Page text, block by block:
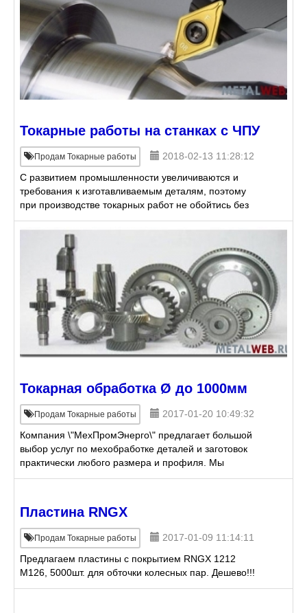
Токарные работы на станках с ЧПУ
Продам Токарные работы
2018-02-13 11:28:12
С развитием промышленности увеличиваются и
требования к изготавливаемым деталям, поэтому
при производстве токарных работ не обойтись без
станков с ЧПУ (числовым программным
обеспечением). Компания "А
Токарная обработка Ø до 1000мм
Продам Токарные работы
2017-01-20 10:49:32
Компания \"МехПромЭнерго\" предлагает большой
выбор услуг по мехобработке деталей и заготовок
практически любого размера и профиля. Мы
обладаем большим практическим опытом в
Пластина RNGX
Продам Токарные работы
2017-01-09 11:14:11
Предлагаем пластины с покрытием RNGX 1212
M126, 5000шт. для обточки колесных пар. Дешево!!!